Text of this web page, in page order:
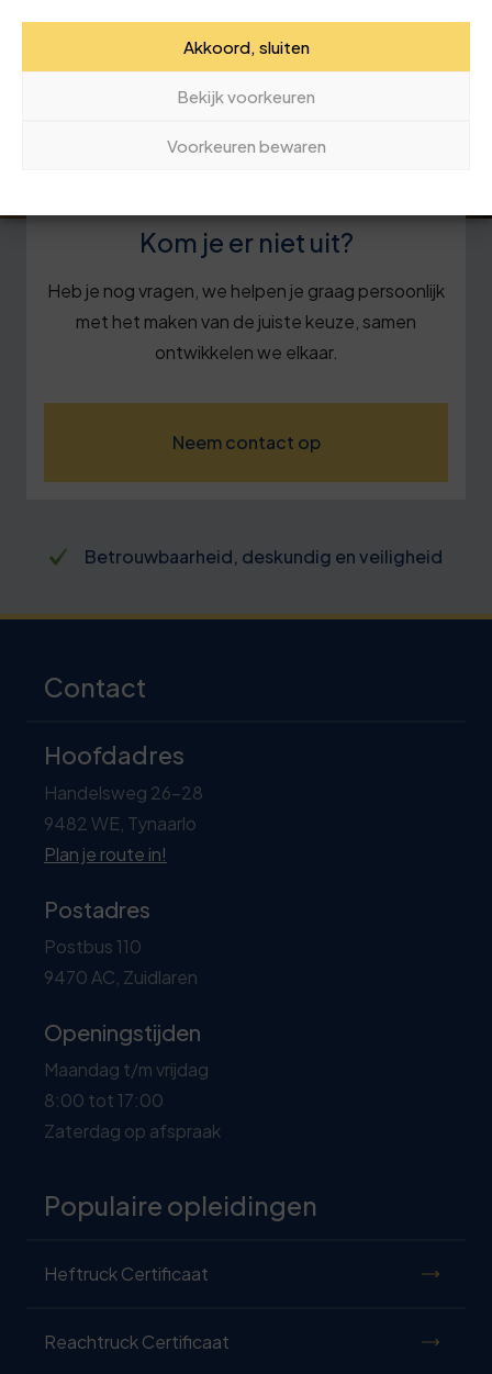
Akkoord, sluiten
Bekijk voorkeuren
Voorkeuren bewaren
Kom je er niet uit?
Heb je nog vragen, we helpen je graag persoonlijk
met het maken van de juiste keuze, samen
ontwikkelen we elkaar.
Neem contact op
Betrouwbaarheid, deskundig en veiligheid
Contact
Hoofdadres
Handelsweg 26-28
9482 WE, Tynaarlo
Plan je route in!
Postadres
Postbus 110
9470 AC, Zuidlaren
Openingstijden
Maandag t/m vrijdag
8:00 tot 17:00
Zaterdag op afspraak
Populaire opleidingen
Heftruck Certificaat
Reachtruck Certificaat